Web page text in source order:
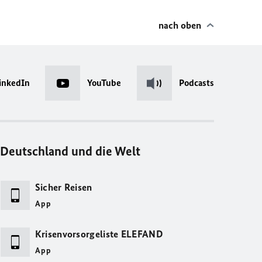
nach oben
YouTube Podcasts
Deutschland und die Welt
Sicher Reisen
App
Krisenvorsorgeliste ELEFAND
App